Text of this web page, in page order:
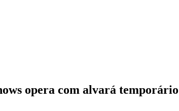
opera com alvará